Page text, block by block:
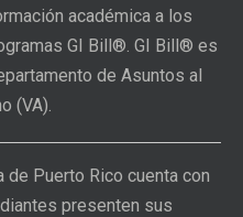
académica a los
GI Bill®. GI Bill® es
de Asuntos al
(VA).
de Puerto Rico cuenta con
presenten sus